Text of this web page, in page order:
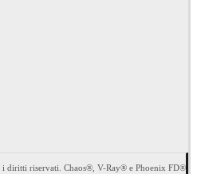
diritti riservati. Chaos®, V-Ray® e Phoenix FD®